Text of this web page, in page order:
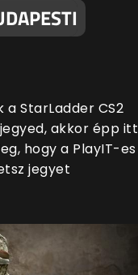
StarLadder CS2
akkor épp itt
hogy a PlayIT-es
jegyet